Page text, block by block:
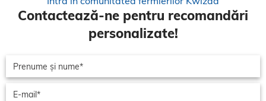
Contactează-ne pentru recomandări
personalizate!